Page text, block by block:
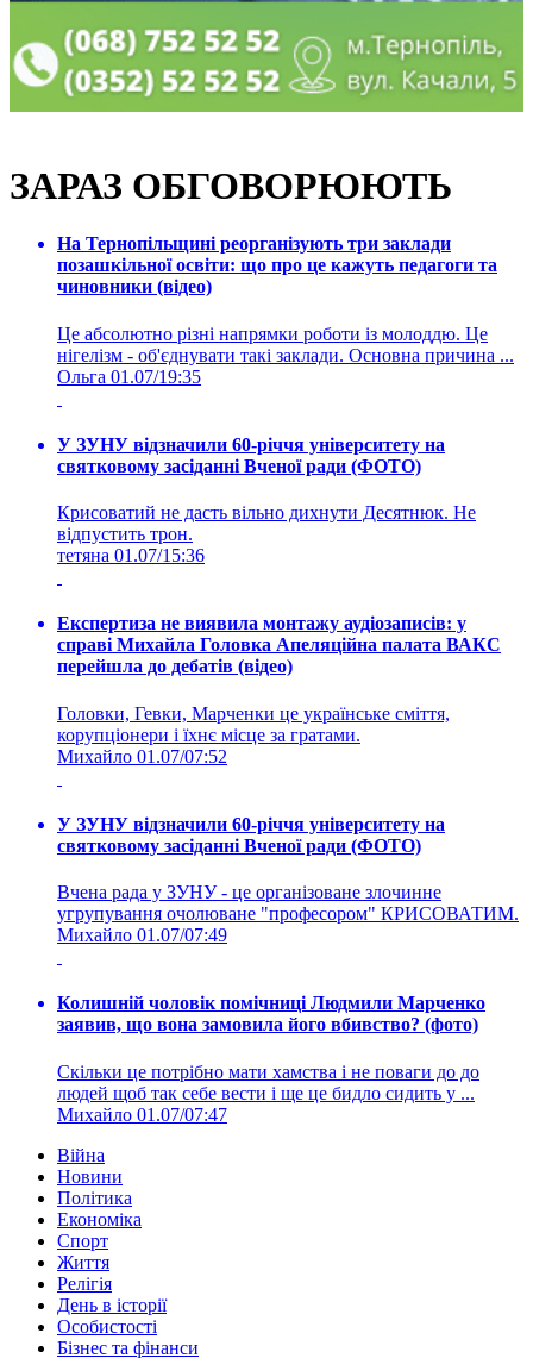
ЗАРАЗ ОБГОВОРЮЮТЬ
На Тернопільщині реорганізують три заклади
позашкільної освіти: що про це кажуть педагоги та
чиновники (відео)
Це абсолютно різні напрямки роботи із молоддю. Це
нігелізм - об'єднувати такі заклади. Основна причина ...
Ольга 01.07/19:35
У ЗУНУ відзначили 60-річчя університету на
святковому засіданні Вченої ради (ФОТО)
Крисоватий не дасть вільно дихнути Десятнюк. Не
відпустить трон.
тетяна 01.07/15:36
Експертиза не виявила монтажу аудіозаписів: у
справі Михайла Головка Апеляційна палата ВАКС
перейшла до дебатів (відео)
Головки, Гевки, Марченки це українське сміття,
корупціонери і їхнє місце за гратами.
Михайло 01.07/07:52
У ЗУНУ відзначили 60-річчя університету на
святковому засіданні Вченої ради (ФОТО)
Вчена рада у ЗУНУ - це організоване злочинне
угрупування очолюване "професором" КРИСОВАТИМ.
Михайло 01.07/07:49
Колишній чоловік помічниці Людмили Марченко
заявив, що вона замовила його вбивство? (фото)
Скільки це потрібно мати хамства і не поваги до до
людей щоб так себе вести і ще це бидло сидить у ...
Михайло 01.07/07:47
Війна
Новини
Політика
Економіка
Спорт
Життя
Релігія
День в історії
Особистості
Бізнес та фінанси